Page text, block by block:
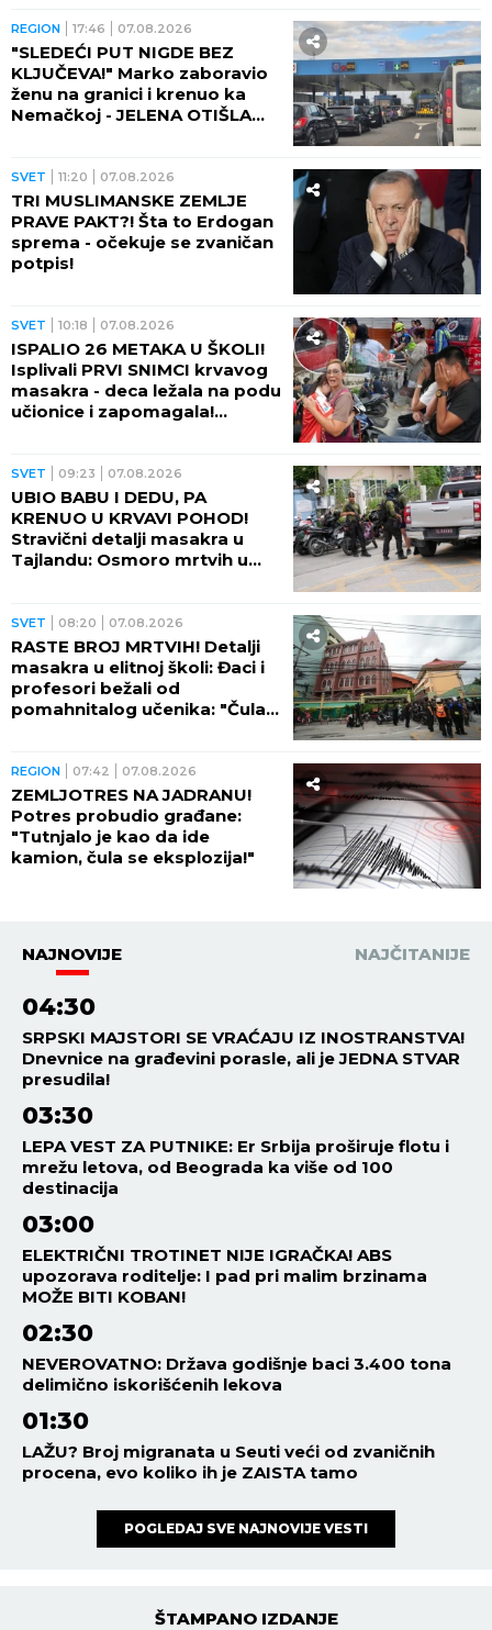
REGION 17:46 07.08.2026
"SLEDEĆI PUT NIGDE BEZ
KLJUČEVA!" Marko zaboravio
ženu na granici i krenuo ka
Nemačkoj - JELENA OTIŠLA
SVET 11:20 07.08.2026
TRI MUSLIMANSKE ZEMLJE
PRAVE PAKT?! Šta to Erdogan
sprema - očekuje se zvaničan
potpis!
SVET 10:18 07.08.2026
ISPALIO 26 METAKA U ŠKOLI!
Isplivali PRVI SNIMCI krvavog
masakra - deca ležala na podu
učionice i zapomagala!
SVET 09:23 07.08.2026
UBIO BABU I DEDU, PA
KRENUO U KRVAVI POHOD!
Stravični detalji masakra u
Tajlandu: Osmoro mrtvih u
SVET 08:20 07.08.2026
RASTE BROJ MRTVIH! Detalji
masakra u elitnoj školi: Đaci i
profesori bežali od
pomahnitalog učenika: "Čula
REGION 07:42 07.08.2026
ZEMLJOTRES NA JADRANU!
Potres probudio građane:
"Tutnjalo je kao da ide
kamion, čula se eksplozija!"
NAJNOVIJE NAJČITANIJE
04:30
SRPSKI MAJSTORI SE VRAĆAJU IZ INOSTRANSTVA!
Dnevnice na građevini porasle, ali je JEDNA STVAR
presudila!
03:30
LEPA VEST ZA PUTNIKE: Er Srbija proširuje flotu i
mrežu letova, od Beograda ka više od 100
destinacija
03:00
ELEKTRIČNI TROTINET NIJE IGRAČKA! ABS
upozorava roditelje: I pad pri malim brzinama
MOŽE BITI KOBAN!
02:30
NEVEROVATNO: Država godišnje baci 3.400 tona
delimično iskorišćenih lekova
01:30
LAŽU? Broj migranata u Seuti veći od zvaničnih
procena, evo koliko ih je ZAISTA tamo
POGLEDAJ SVE NAJNOVIJE VESTI
ŠTAMPANO IZDANJE